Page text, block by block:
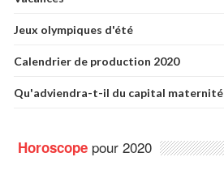
Jeux olympiques d'été
Calendrier de production 2020
Qu'adviendra-t-il du capital maternité
Horoscope pour 2020